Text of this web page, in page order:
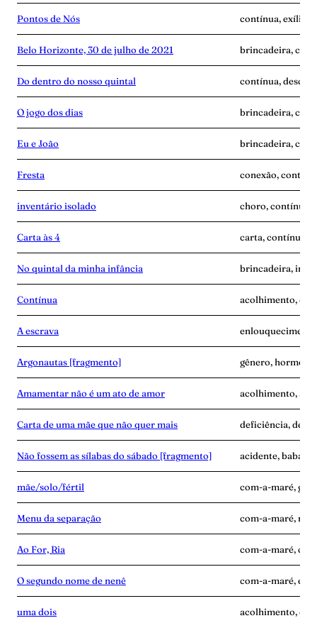
Pontos de Nós contínua, exílio,
Belo Horizonte, 30 de julho de 2021 brincadeira,
Do dentro do nosso quintal contínua,
O jogo dos dias brincadeira,
Eu e João brincadeira,
Fresta conexão,
inventário isolado choro, contínua,
Carta às 4 carta, contínua,
No quintal da minha infância brincadeira,
Contínua acolhimento,
A escrava
Argonautas [fragmento] gênero,
Amamentar não é um ato de amor acolhimento,
Carta de uma mãe que não quer mais deficiência,
Não fossem as sílabas do sábado [fragmento] acidente, babás,
mãe/solo/fértil com-a-maré,
Menu da separação com-a-maré,
Ao For, Ria com-a-maré,
O segundo nome de nenê com-a-maré,
uma dois acolhimento,